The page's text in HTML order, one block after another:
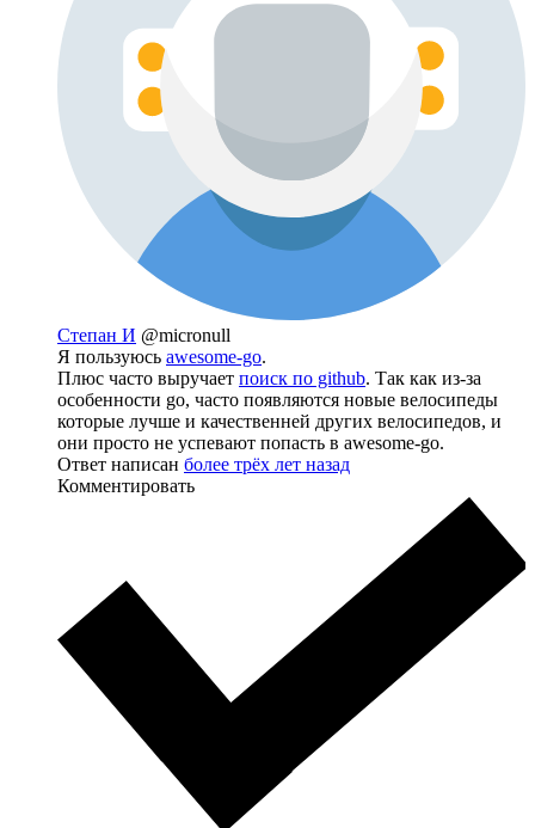
Степан И @micronull
Я пользуюсь awesome-go.
Плюс часто выручает поиск по github. Так как из-за
особенности go, часто появляются новые велосипеды
которые лучше и качественней других велосипедов, и
они просто не успевают попасть в awesome-go.
Ответ написан более трёх лет назад
Комментировать